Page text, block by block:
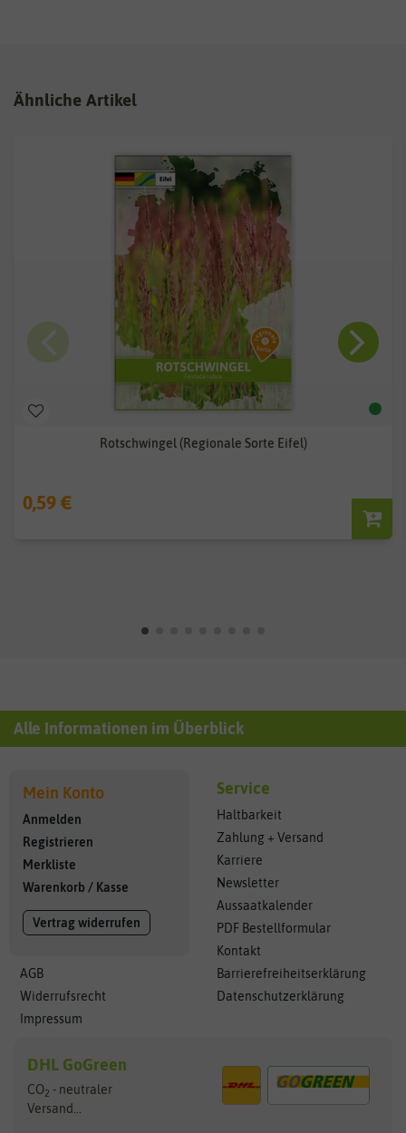
Ähnliche Artikel
Rotschwingel (Regionale Sorte Eifel)
0,59 €
Alle Informationen im Überblick
Mein Konto
Anmelden
Registrieren
Merkliste
Warenkorb / Kasse
Vertrag widerrufen
AGB
Widerrufsrecht
Impressum
Service
Haltbarkeit
Zahlung + Versand
Karriere
Newsletter
Aussaatkalender
PDF Bestellformular
Kontakt
Barrierefreiheitserklärung
Datenschutzerklärung
DHL GoGreen
CO2 - neutraler
Versand...